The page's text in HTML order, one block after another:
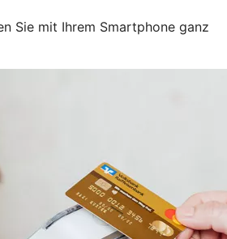
Sie mit Ihrem Smartphone ganz